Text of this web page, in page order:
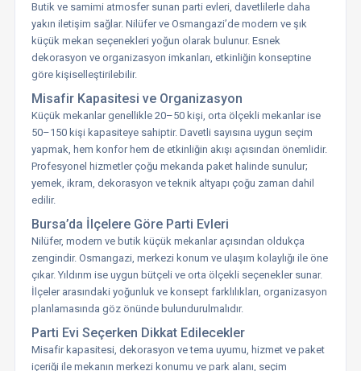
Butik ve samimi atmosfer sunan parti evleri, davetlilerle daha
yakın iletişim sağlar. Nilüfer ve Osmangazi’de modern ve şık
küçük mekan seçenekleri yoğun olarak bulunur. Esnek
dekorasyon ve organizasyon imkanları, etkinliğin konseptine
göre kişiselleştirilebilir.
Misafir Kapasitesi ve Organizasyon
Küçük mekanlar genellikle 20–50 kişi, orta ölçekli mekanlar ise
50–150 kişi kapasiteye sahiptir. Davetli sayısına uygun seçim
yapmak, hem konfor hem de etkinliğin akışı açısından önemlidir.
Profesyonel hizmetler çoğu mekanda paket halinde sunulur;
yemek, ikram, dekorasyon ve teknik altyapı çoğu zaman dahil
edilir.
Bursa’da İlçelere Göre Parti Evleri
Nilüfer, modern ve butik küçük mekanlar açısından oldukça
zengindir. Osmangazi, merkezi konum ve ulaşım kolaylığı ile öne
çıkar. Yıldırım ise uygun bütçeli ve orta ölçekli seçenekler sunar.
İlçeler arasındaki yoğunluk ve konsept farklılıkları, organizasyon
planlamasında göz önünde bulundurulmalıdır.
Parti Evi Seçerken Dikkat Edilecekler
Misafir kapasitesi, dekorasyon ve tema uyumu, hizmet ve paket
içeriği ile mekanın merkezi konumu ve park alanı, seçim